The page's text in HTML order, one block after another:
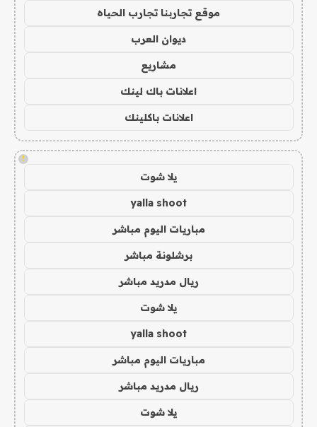
موقع تجاربنا تجارب الحياه
ديوان العرب
مشاريع
اعلانات باك لينك
اعلانات باكلينك
!
يلا شوت
yalla shoot
مباريات اليوم مباشر
برشلونة مباشر
ريال مدريد مباشر
يلا شوت
yalla shoot
مباريات اليوم مباشر
ريال مدريد مباشر
يلا شوت